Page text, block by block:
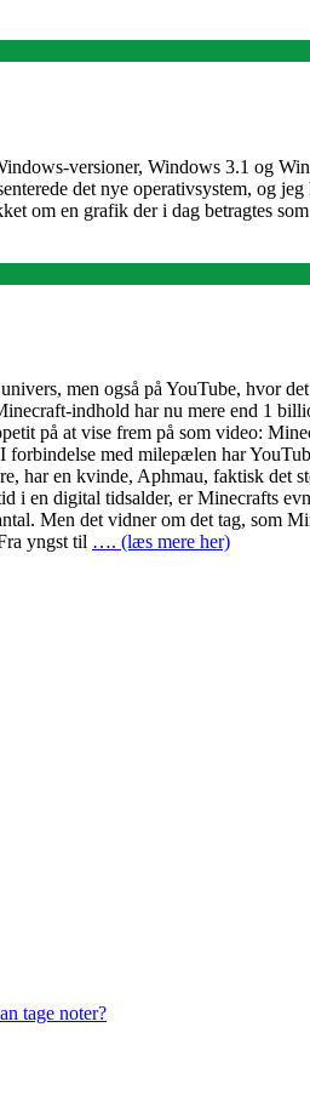
versioner, Windows 3.1 og
det nye operativsystem, og
om en grafik der i dag betragtes
men også på YouTube, hvor
indhold har nu mere end 1
på at vise frem på som video:
med milepælen har
har en kvinde, Aphmau, faktisk
en digital tidsalder, er Minecrafts
Men det vidner om det tag, som
yngst til …. (læs mere her)
tage noter?